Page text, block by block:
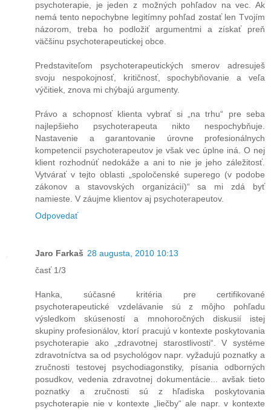
psychoterapie, je jeden z možných pohľadov na vec. Ak
nemá tento nepochybne legitímny pohľad zostať len Tvojím
názorom, treba ho podložiť argumentmi a získať preň
väčšinu psychoterapeutickej obce.
Predstaviteľom psychoterapeutických smerov adresuješ
svoju nespokojnosť, kritičnosť, spochybňovanie a veľa
výčitiek, znova mi chýbajú argumenty.
Právo a schopnosť klienta vybrať si „na trhu“ pre seba
najlepšieho psychoterapeuta nikto nespochybňuje.
Nastavenie a garantovanie úrovne profesionálnych
kompetencií psychoterapeutov je však vec úplne iná. O nej
klient rozhodnúť nedokáže a ani to nie je jeho záležitosť.
Vytvárať v tejto oblasti „spoločenské superego (v podobe
zákonov a stavovských organizácií)“ sa mi zdá byť
namieste. V záujme klientov aj psychoterapeutov.
Odpovedať
Jaro Farkaš 28 augusta, 2010 10:13
časť 1/3
Hanka, súčasné kritéria pre certifikované
psychoterapeutické vzdelávanie sú z môjho pohľadu
výsledkom skúseností a mnohoročných diskusií istej
skupiny profesionálov, ktorí pracujú v kontexte poskytovania
psychoterapie ako „zdravotnej starostlivosti“. V systéme
zdravotníctva sa od psychológov napr. vyžadujú poznatky a
zručnosti testovej psychodiagonstiky, písania odborných
posudkov, vedenia zdravotnej dokumentácie... avšak tieto
poznatky a zručnosti sú z hľadiska poskytovania
psychoterapie nie v kontexte „liečby“ ale napr. v kontexte